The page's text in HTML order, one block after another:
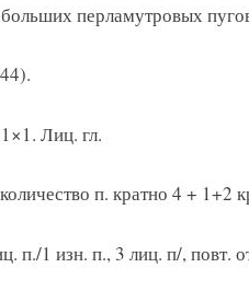
перламутровых
Лиц. гл.
п. кратно 4 + 1+2
п./1 изн. п., 3 лиц. п/, повт.